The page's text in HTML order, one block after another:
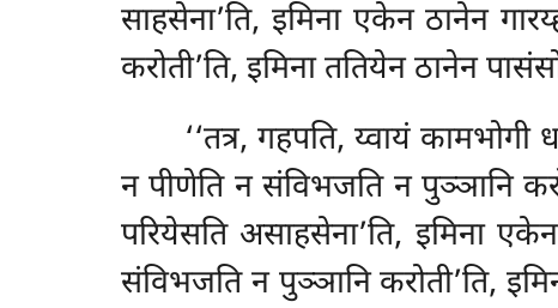
साहसेना’ति, इमिना एकेन ठानेन
करोती’ति, इमिना ततियेन ठानेन
‘‘तत्र, गहपति, य्वायं
न पीणेति न संविभजति न पुञ्ञानि
परियेसति असाहसेना’ति, इमिना
संविभजति न पुञ्ञानि करोती’ति,